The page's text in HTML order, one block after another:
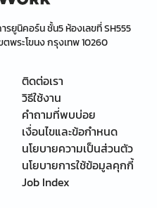
รยูนิคอร์น ชั้น5 ห้องเลขที่ SH555
พระโขนง กรุงเทพ 10260
ติดต่อเรา
วิธีใช้งาน
คำถามที่พบบ่อย
เงื่อนไขและข้อกำหนด
นโยบายความเป็นส่วนตัว
นโยบายการใช้ข้อมูลคุกกี้
Job Index